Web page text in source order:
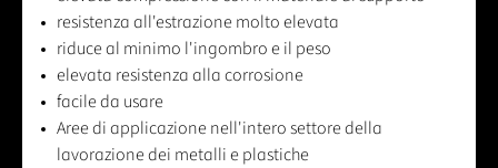
resistenza all'estrazione molto elevata
riduce al minimo l'ingombro e il peso
elevata resistenza alla corrosione
facile da usare
Aree di applicazione nell'intero settore della
lavorazione dei metalli e plastiche